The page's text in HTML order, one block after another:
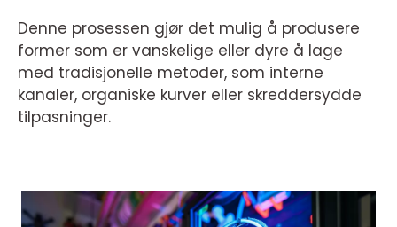
Denne prosessen gjør det mulig å produsere
former som er vanskelige eller dyre å lage
med tradisjonelle metoder, som interne
kanaler, organiske kurver eller skreddersydde
tilpasninger.